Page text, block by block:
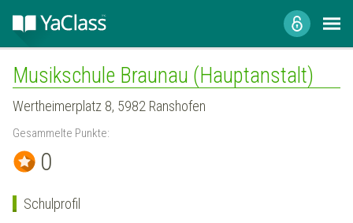
Musikschule Braunau (Hauptanstalt)
Wertheimerplatz 8, 5982 Ranshofen
Gesammelte Punkte:
0
Schulprofil